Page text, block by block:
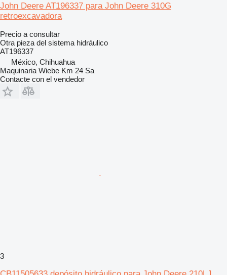
John Deere AT196337 para John Deere 310G
retroexcavadora
Precio a consultar
Otra pieza del sistema hidráulico
AT196337
México, Chihuahua
Maquinaria Wiebe Km 24 Sa
Contacte con el vendedor
3